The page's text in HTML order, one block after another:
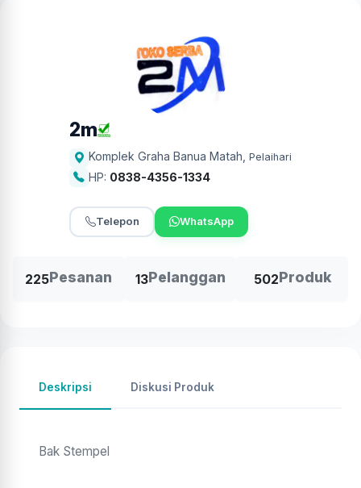
2m
Komplek Graha Banua Matah Pelaihari
HP: 0838-4356-1334
Telepon WhatsApp
225Pesanan 13Pelanggan 502Produk
Deskripsi Diskusi Produk
Bak Stempel